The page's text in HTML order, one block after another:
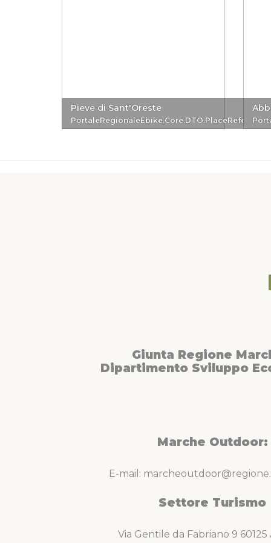
Pieve di Sant'Oreste
Giunta Regione
Dipartimento Sviluppo
Marche Outdoor:
E-mail:
Settore Turismo
Via Gentile da Fabriano 9